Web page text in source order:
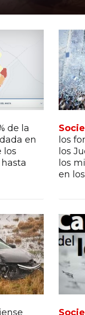
de la
en
los
los
los
los
en